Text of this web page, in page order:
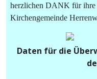
herzlichen DANK für
Kirchengemeinde
Daten für die